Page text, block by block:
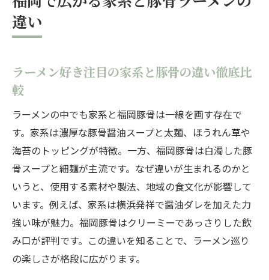
違い
ラーメン好き注目の家系と豚骨の違い徹底比
較
ラーメンの中でも家系と福岡豚骨は一線を画す存在で
す。家系は濃厚な豚骨醤油スープと太麺、ほうれん草や
海苔のトッピングが特徴。一方、福岡豚骨は白濁した豚
骨スープと細麺が主流です。なぜ違いが生まれるのかと
いうと、使用する素材や製法、地域の食文化が影響して
います。例えば、家系は横浜発祥で醤油ダレを加えた力
強い味が魅力。福岡豚骨はクリーミーであっさりした飲
み口が評判です。この違いを知ることで、ラーメン巡り
の楽しさが格段に広がります。